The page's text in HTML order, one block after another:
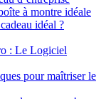
à montre idéale
idéal ?
: Le Logiciel
pour maîtriser le